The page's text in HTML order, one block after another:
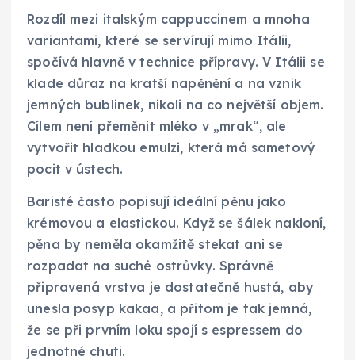
Rozdíl mezi italským cappuccinem a mnoha
variantami, které se servírují mimo Itálii,
spočívá hlavně v technice přípravy. V Itálii se
klade důraz na kratší napěnění a na vznik
jemných bublinek, nikoli na co největší objem.
Cílem není přeměnit mléko v „mrak“, ale
vytvořit hladkou emulzi, která má sametový
pocit v ústech.
Baristé často popisují ideální pěnu jako
krémovou a elastickou. Když se šálek nakloní,
pěna by neměla okamžitě stekat ani se
rozpadat na suché ostrůvky. Správně
připravená vrstva je dostatečně hustá, aby
unesla posyp kakaa, a přitom je tak jemná,
že se při prvním loku spojí s espressem do
jednotné chuti.